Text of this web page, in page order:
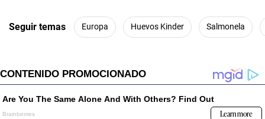
Seguir temas Europa Huevos Kinder Salmonela